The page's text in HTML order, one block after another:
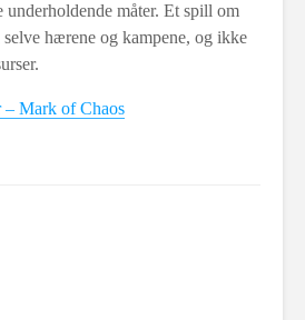
underholdende måter. Et spill om
hærene og kampene, og ikke
– Mark of Chaos